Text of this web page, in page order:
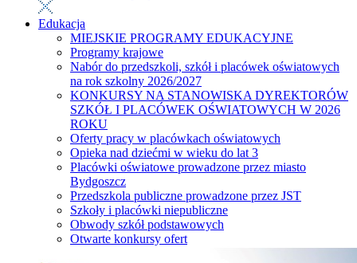
Edukacja
MIEJSKIE PROGRAMY EDUKACYJNE
Programy krajowe
Nabór do przedszkoli, szkół i placówek oświatowych
na rok szkolny 2026/2027
KONKURSY NA STANOWISKA DYREKTORÓW
SZKÓŁ I PLACÓWEK OŚWIATOWYCH W 2026
ROKU
Oferty pracy w placówkach oświatowych
Opieka nad dziećmi w wieku do lat 3
Placówki oświatowe prowadzone przez miasto
Bydgoszcz
Przedszkola publiczne prowadzone przez JST
Szkoły i placówki niepubliczne
Obwody szkół podstawowych
Otwarte konkursy ofert